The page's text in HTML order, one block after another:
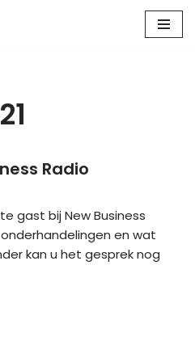
Radio
gast bij New Business
en wat
kan u het gesprek nog